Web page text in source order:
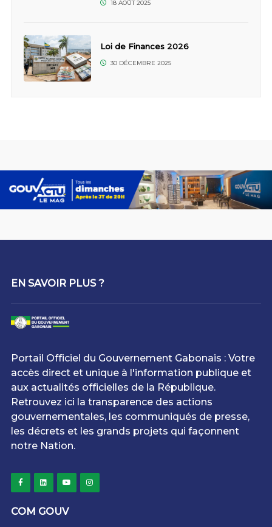
18 AOÛT 2025
Loi de Finances 2026
30 DÉCEMBRE 2025
EN SAVOIR PLUS ?
Portail Officiel du Gouvernement Gabonais : Votre
accès direct et unique à l'information publique et
aux actualités officielles de la République.
Retrouvez ici la transparence des actions
gouvernementales, les communiqués de presse,
les décrets et les grands projets qui façonnent
notre Nation.
COM GOUV